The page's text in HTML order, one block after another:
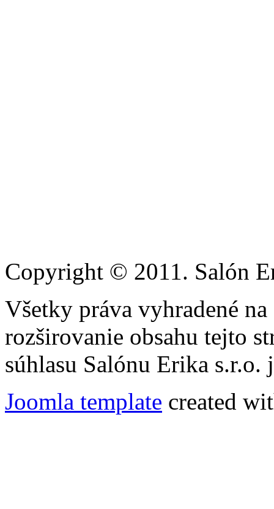
Copyright © 2011. Salón
Všetky práva vyhradené
rozširovanie obsahu tejto
súhlasu Salónu Erika s.r.o.
Joomla template created